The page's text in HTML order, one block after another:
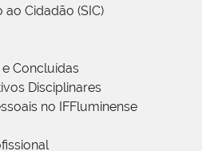
Cidadão (SIC)
Concluídas
Disciplinares
no IFFluminense